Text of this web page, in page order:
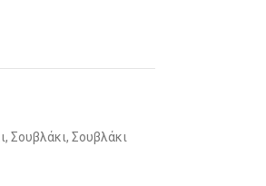
, Σουβλάκι, Σουβλάκι